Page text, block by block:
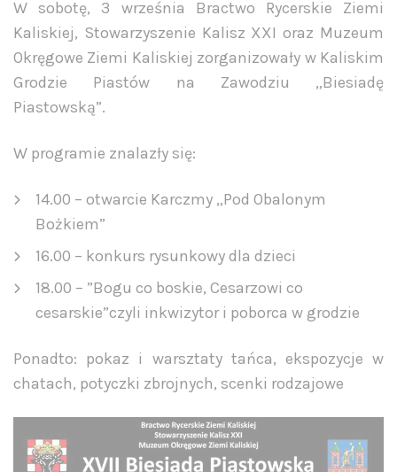
W sobotę, 3 września Bractwo Rycerskie Ziemi
Kaliskiej, Stowarzyszenie Kalisz XXI oraz Muzeum
Okręgowe Ziemi Kaliskiej zorganizowały w Kaliskim
Grodzie Piastów na Zawodziu „Biesiadę
Piastowską”.
W programie znalazły się:
14.00 – otwarcie Karczmy „Pod Obalonym
Bożkiem”
16.00 – konkurs rysunkowy dla dzieci
18.00 – ”Bogu co boskie, Cesarzowi co
cesarskie”czyli inkwizytor i poborca w grodzie
Ponadto: pokaz i warsztaty tańca, ekspozycje w
chatach, potyczki zbrojnych, scenki rodzajowe